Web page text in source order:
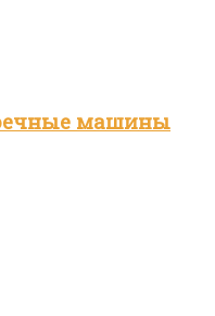
машины